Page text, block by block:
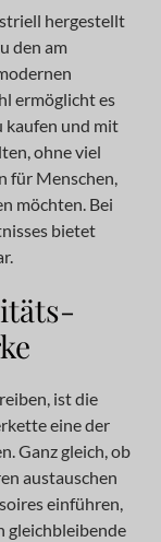
hergestellt
den am
ermöglicht es
kaufen und mit
ohne viel
für Menschen,
möchten. Bei
bietet
ist die
eine der
Ganz gleich, ob
austauschen
einführen,
gleichbleibende